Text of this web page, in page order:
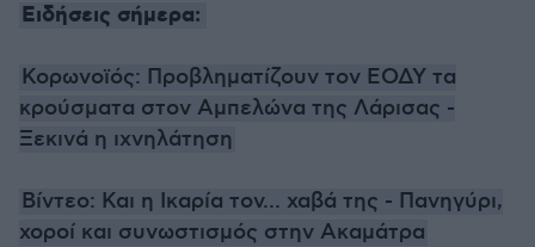
Ειδήσεις σήμερα:
Κορωνοϊός: Προβληματίζουν τον ΕΟΔΥ τα
κρούσματα στον Αμπελώνα της Λάρισας -
Ξεκινά η ιχνηλάτηση
Βίντεο: Και η Ικαρία τον... χαβά της - Πανηγύρι,
χοροί και συνωστισμός στην Ακαμάτρα